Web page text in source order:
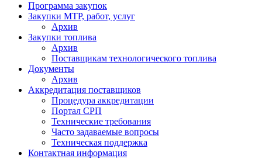
Программа закупок
Закупки МТР, работ, услуг
Архив
Закупки топлива
Архив
Поставщикам технологического топлива
Документы
Архив
Аккредитация поставщиков
Процедура аккредитации
Портал СРП
Технические требования
Часто задаваемые вопросы
Техническая поддержка
Контактная информация